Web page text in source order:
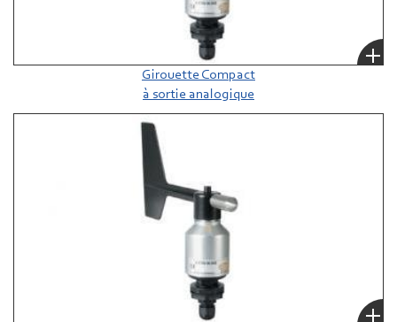
Girouette Compact
à sortie analogique